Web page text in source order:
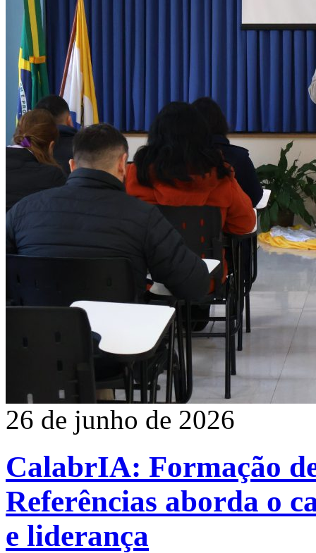
26 de junho de 2026
CalabrIA: Formação
Referências aborda o
e liderança